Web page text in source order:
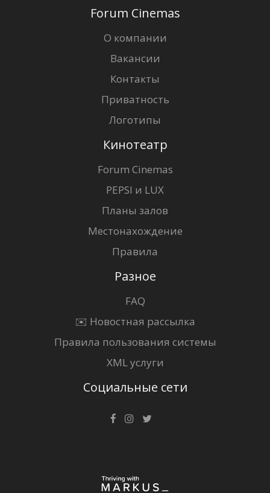
Forum Cinemas
О компании
Вакансии
Контакты
Приватность
Логотипы
Кинотеатр
Forum Cinemas
PEPSI и LUX
Планы залов
Местонахождение
Правила
Разное
FAQ
✉️ Новостная рассылка
Правила пользования системы
XML услуги
Социальные сети